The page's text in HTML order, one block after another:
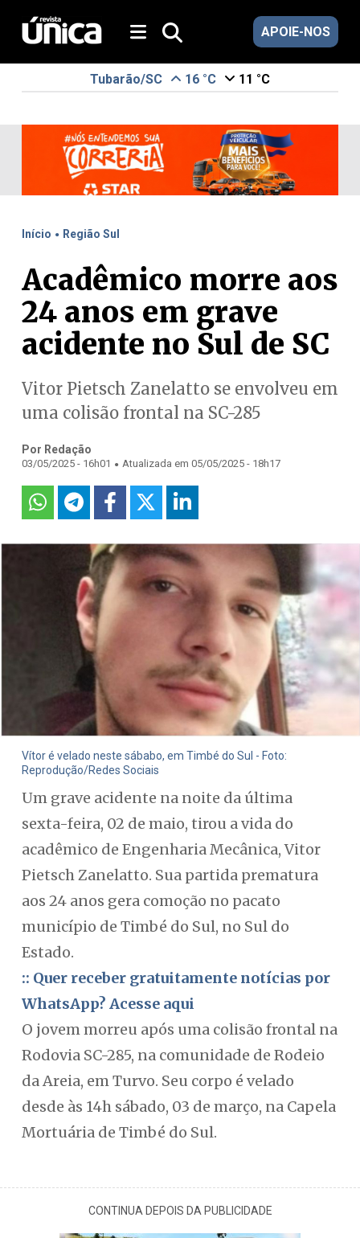
APOIE-NOS
Tubarão/SC 16 °C 11 °C
Início . Região Sul
Acadêmico morre aos
24 anos em grave
acidente no Sul de SC
Vitor Pietsch Zanelatto se envolveu em
uma colisão frontal na SC-285
Por Redação
03/05/2025 - 16h01 . Atualizada em 05/05/2025 - 18h17
Vítor é velado neste sábabo, em Timbé do Sul - Foto:
Reprodução/Redes Sociais
Um grave acidente na noite da última
sexta-feira, 02 de maio, tirou a vida do
acadêmico de Engenharia Mecânica, Vitor
Pietsch Zanelatto. Sua partida prematura
aos 24 anos gera comoção no pacato
município de Timbé do Sul, no Sul do
Estado.
:: Quer receber gratuitamente notícias por
WhatsApp? Acesse aqui
O jovem morreu após uma colisão frontal na
Rodovia SC-285, na comunidade de Rodeio
da Areia, em Turvo. Seu corpo é velado
desde às 14h sábado, 03 de março, na Capela
Mortuária de Timbé do Sul.
CONTINUA DEPOIS DA PUBLICIDADE